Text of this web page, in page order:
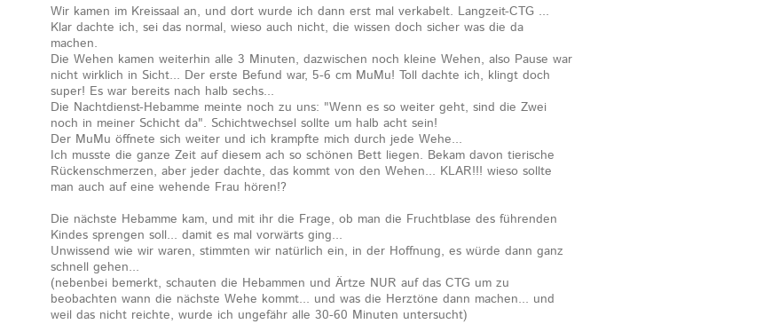
Wir kamen im Kreissaal an, und dort wurde ich dann erst mal verkabelt. Langzeit-CTG ...
Klar dachte ich, sei das normal, wieso auch nicht, die wissen doch sicher was die da
machen.
Die Wehen kamen weiterhin alle 3 Minuten, dazwischen noch kleine Wehen, also Pause war
nicht wirklich in Sicht... Der erste Befund war, 5-6 cm MuMu! Toll dachte ich, klingt doch
super! Es war bereits nach halb sechs...
Die Nachtdienst-Hebamme meinte noch zu uns: "Wenn es so weiter geht, sind die Zwei
noch in meiner Schicht da". Schichtwechsel sollte um halb acht sein!
Der MuMu öffnete sich weiter und ich krampfte mich durch jede Wehe...
Ich musste die ganze Zeit auf diesem ach so schönen Bett liegen. Bekam davon tierische
Rückenschmerzen, aber jeder dachte, das kommt von den Wehen... KLAR!!! wieso sollte
man auch auf eine wehende Frau hören!?
Die nächste Hebamme kam, und mit ihr die Frage, ob man die Fruchtblase des führenden
Kindes sprengen soll... damit es mal vorwärts ging...
Unwissend wie wir waren, stimmten wir natürlich ein, in der Hoffnung, es würde dann ganz
schnell gehen...
(nebenbei bemerkt, schauten die Hebammen und Ärtze NUR auf das CTG um zu
beobachten wann die nächste Wehe kommt... und was die Herztöne dann machen... und
weil das nicht reichte, wurde ich ungefähr alle 30-60 Minuten untersucht)